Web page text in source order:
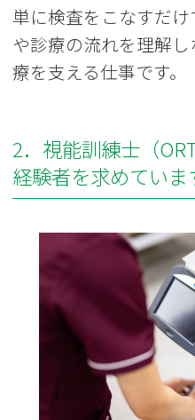
単に検査をこなすだ
や診療の流れを理解
療を支える仕事です。
2．視能訓練士（
経験者を求めていま